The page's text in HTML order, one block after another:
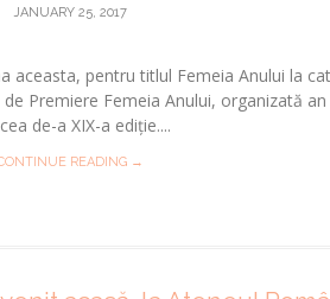
JANUARY 25, 2017
aceasta, pentru titlul Femeia Anului la
Premiere Femeia Anului, organizată
de-a XIX-a ediție....
READING →